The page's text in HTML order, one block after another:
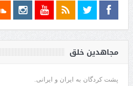
مجاهدین خلق
پشت کردگان به ایران و ایرانی.